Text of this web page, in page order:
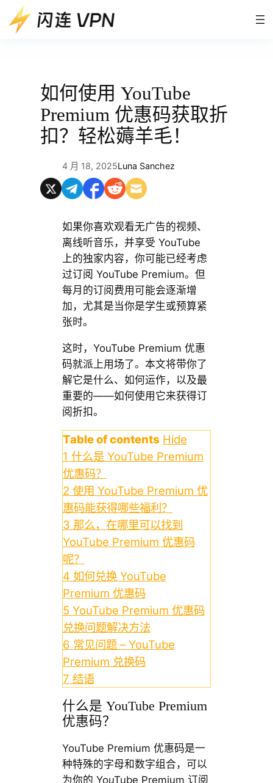
至
如何使用 YouTube
Premium 优惠码获取折
扣？轻松薅羊毛！
4 月 18, 2025Luna Sanchez
如果你喜欢观看无广告的视频、
离线听音乐，并享受 YouTube
上的独家内容，你可能已经考虑
过订阅 YouTube Premium。但
每月的订阅费用可能会逐渐增
加，尤其是当你是学生或预算紧
张时。
这时，YouTube Premium 优惠
码就派上用场了。本文将带你了
解它是什么、如何运作，以及最
重要的——如何使用它来获得订
阅折扣。
Table of contents Hide
1 什么是 YouTube Premium
优惠码？
2 使用 YouTube Premium 优
惠码能获得哪些福利？
3 那么，在哪里可以找到
YouTube Premium 优惠码
呢？
4 如何兑换 YouTube
Premium 优惠码
5 YouTube Premium 优惠码
兑换问题解决方法
6 常见问题 – YouTube
Premium 兑换码
7 结语
什么是 YouTube Premium
优惠码？
YouTube Premium 优惠码是一
种特殊的字母和数字组合，可以
为你的 YouTube Premium 订阅